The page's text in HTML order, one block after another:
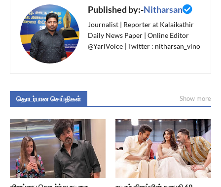
Published by:-Nitharsan
Journalist | Reporter at Kalaikathir
Daily News Paper | Online Editor
@YarlVoice | Twitter : nitharsan_vino
தொடர்பான செய்திகள் Show more